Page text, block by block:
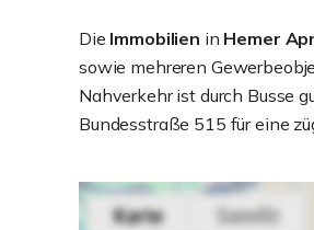
Die Immobilien in Hemer
sowie mehreren
Nahverkehr ist durch Busse
Bundesstraße 515 für eine